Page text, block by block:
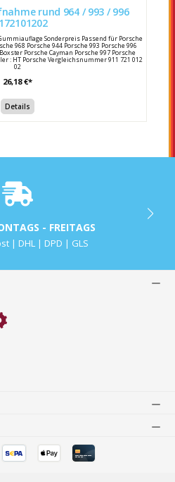
964 / 993 / 996
Sonderpreis Passend für Porsche
968 Porsche 944 Porsche 993 Porsche 996
Porsche Cayman Porsche 997 Porsche
: HT Porsche Vergleichsnummer 911 721 012
02
26,18 €*
Details
- FREITAGS
| DHL | DPD | GLS